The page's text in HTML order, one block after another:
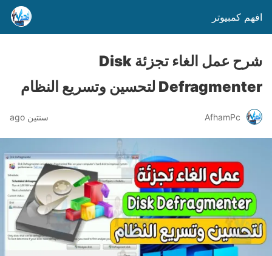
افهم كمبيوتر
شرح عمل الغاء تجزئة Disk
Defragmenter لتحسين وتسريع النظام
AfhamPc سنتين ago